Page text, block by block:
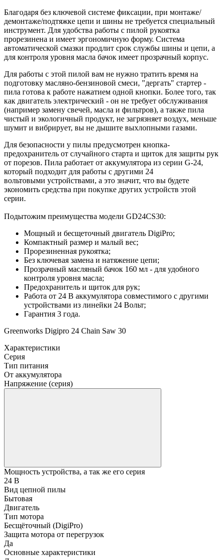
Благодаря без ключевой системе фиксации, при монтаже/
демонтаже/подтяжке цепи и шины не требуется специальный
инструмент. Для удобства работы с пилой рукоятка
прорезинена и имеет эргономичную форму. Система
автоматической смазки продлит срок службы шины и цепи, а
для контроля уровня масла бачок имеет прозрачный корпус.
Для работы с этой пилой вам не нужно тратить время на
подготовку масляно-бензиновой смеси, "дергать" стартер -
пила готова к работе нажатием одной кнопки. Более того, так
как двигатель электрический - он не требует обслуживания
(например замену свечей, масла и фильтров), а также пила
чистый и экологичный продукт, не загрязняет воздух, меньше
шумит и вибрирует, вы не дышите выхлопными газами.
Для безопасности у пилы предусмотрен кнопка-
предохранитель от случайного старта и щиток для защиты рук
от порезов. Пила работает от аккумулятора из серии G-24,
который подходит для работы с другими 24
вольтовыми устройствами, а это значит, что вы будете
экономить средства при покупке других устройств этой
серии.
Подытожим преимущества модели GD24CS30:
Мощный и бесщеточный двигатель DigiPro;
Компактный размер и малый вес;
Прорезиненная рукоятка;
Без ключевая замена и натяжение цепи;
Прозрачный масляный бачок 160 мл - для удобного
контроля уровня масла;
Предохранитель и щиток для рук;
Работа от 24 В аккумулятора совместимого с другими
устройствами из линейки 24 Вольт;
Гарантия 3 года.
Greenworks Digipro 24 Chain Saw 30
Характеристики
Серия
Тип питания
От аккумулятора
Напряжение (серия)
Мощность устройства, а так же его серия
24 В
Вид цепной пилы
Бытовая
Двигатель
Тип мотора
Бесщёточный (DigiPro)
Защита мотора от перегрузок
Да
Основные характеристики